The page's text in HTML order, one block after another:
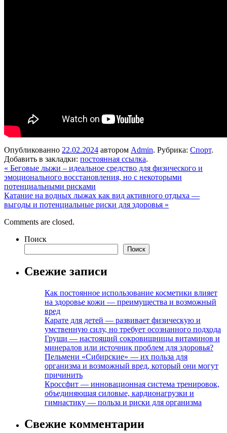
Опубликованно 22.02.2024 автором Admin. Рубрика: Спорт.
Добавить в закладки: постоянная ссылка.
« Беговые лыжи – идеальное средство для физического и
эмоционального восстановления, но с некоторыми
потенциальными рисками
Катание на водных лыжах как вид активного отдыха —
выгоды и потенциальные риски для здоровья »
Comments are closed.
Поиск
Поиск
Свежие записи
Как постоянное использование косметики влияет
на здоровье кожи — преимущества и возможный
вред
Карате для детей — развивает физическую и
умственную силу, но требует осознанного подхода
Груши — настоящий сокровищницы витаминов и
минералов или источник проблем для здоровья?
Пельмени «Сибирские» — их польза для
организма и возможный вред, который они могут
причинить
Кроссфит — инновационная система тренировок,
объединяющая силовые, кардионагрузки и
гимнастику — польза и риски для организма
Свежие комментарии